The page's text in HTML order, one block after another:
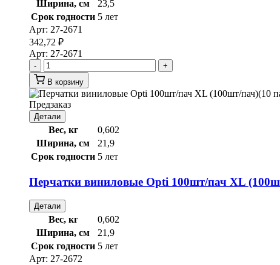
Ширина, см
23,5
Срок годности 5 лет
Арт: 27-2671
342,72 ₽
Арт: 27-2671
-
+
В корзину
Предзаказ
Детали
Вес, кг
0,602
Ширина, см
21,9
Срок годности 5 лет
Перчатки виниловые Opti 100шт/пач XL
Детали
Вес, кг
0,602
Ширина, см
21,9
Срок годности 5 лет
Арт: 27-2672